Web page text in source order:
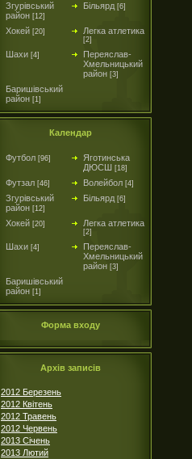
Згурівський
район [12]
Більярд [6]
Хокей [20] Легка атлетика
[2]
Шахи [4]
Переяслав-
Хмельницький
район [3]
Баришівський
район [1]
Календар
Футбол [96]
Яготинська
ДЮСШ [18]
Футзал [46] Волейбол [4]
Згурівський
район [12]
Більярд [6]
Хокей [20] Легка атлетика
[2]
Шахи [4]
Переяслав-
Хмельницький
район [3]
Баришівський
район [1]
Форма входу
Архів записів
2012 Березень
2012 Квітень
2012 Травень
2012 Червень
2013 Січень
2013 Лютий